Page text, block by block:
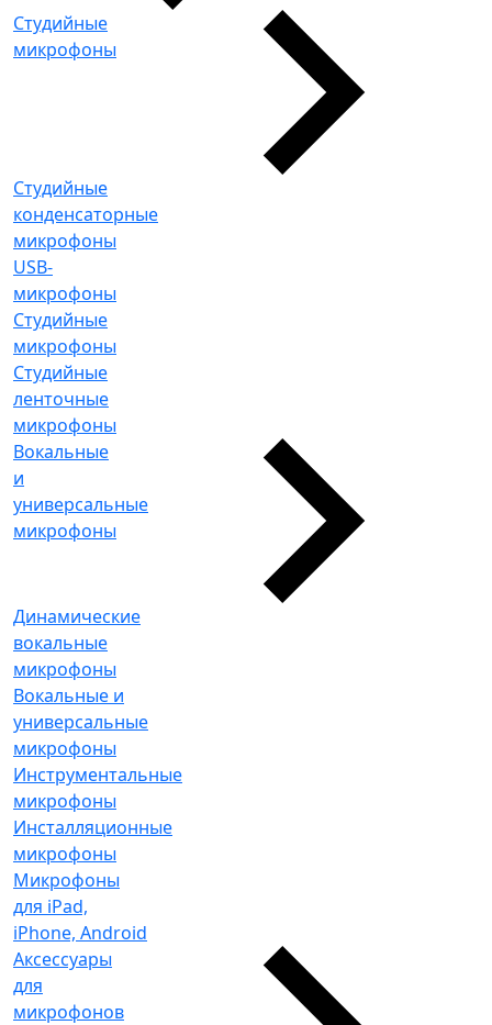
Студийные
микрофоны
Студийные
конденсаторные
микрофоны
USB-
микрофоны
Студийные
микрофоны
Студийные
ленточные
микрофоны
Вокальные
и
универсальные
микрофоны
Динамические
вокальные
микрофоны
Вокальные и
универсальные
микрофоны
Инструментальные
микрофоны
Инсталляционные
микрофоны
Микрофоны
для iPad,
iPhone, Android
Аксессуары
для
микрофонов